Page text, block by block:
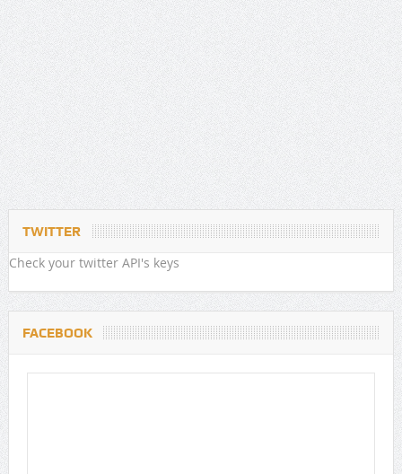
TWITTER
Check your twitter API's keys
FACEBOOK